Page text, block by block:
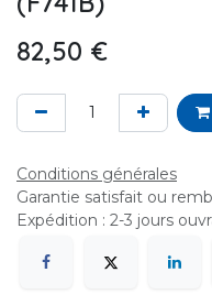
82,50 €
Conditions générales
Garantie satisfait ou
Expédition : 2-3 jours